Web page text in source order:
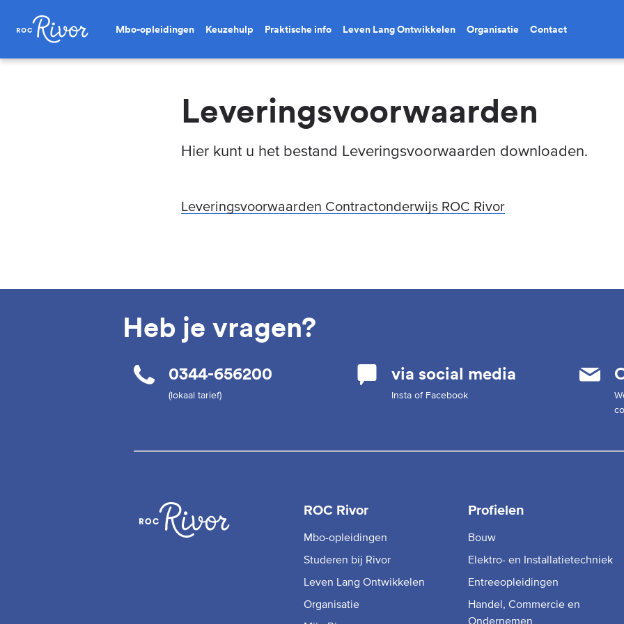
Mbo-opleidingen Keuzehulp Praktische info Leven Lang Ontwikkelen Organisatie Contact
Leveringsvoorwaarden
Hier kunt u het bestand Leveringsvoorwaarden downloaden.
Leveringsvoorwaarden Contractonderwijs ROC Rivor
Heb je vragen?
0344-656200
(lokaal tarief)
via social media
Insta of Facebook
ROC Rivor
Mbo-opleidingen
Studeren bij Rivor
Leven Lang Ontwikkelen
Organisatie
Profielen
Bouw
Elektro- en Installatietechniek
Entreeopleidingen
Handel, Commercie en
Ondernemen